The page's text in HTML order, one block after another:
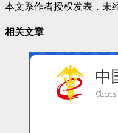
本文系作者授权发表，未
相关文章